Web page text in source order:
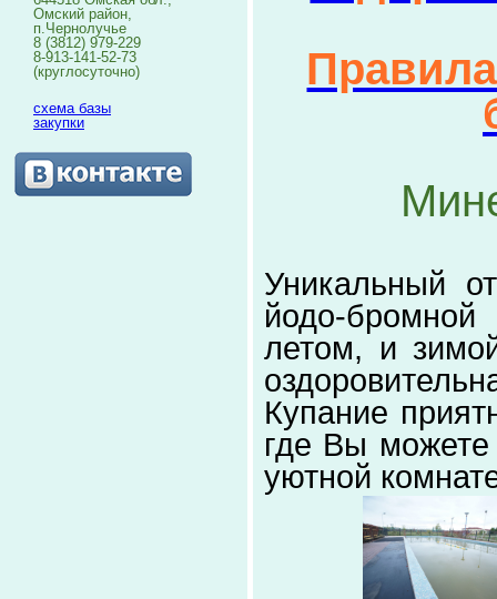
Омский район,
п.Чернолучье
8 (3812) 979-229
8-913-141-52-73
(круглосуточно)
схема базы
закупки
Уникальный
йодо-
летом, и
Купание
где Вы можете
уютной